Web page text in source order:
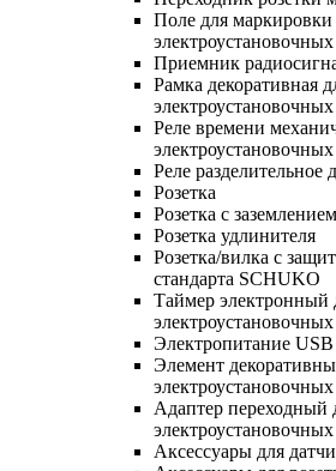
Поле для маркировки
Приемник
Рамка декоративная
Реле времени
Реле разделительное
Розетка
Розетка с
Розетка удлинителя
Розетка/вилка с
стандарта SCHUKO
Таймер электронный
Электропитание USB
Элемент
Адаптер переходный
Аксессуары для